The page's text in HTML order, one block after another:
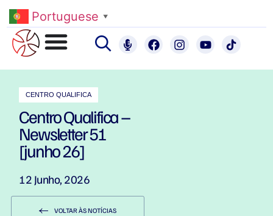
Portuguese ▼
CENTRO QUALIFICA
Centro Qualifica –
Newsletter 51
[junho 26]
12 Junho, 2026
VOLTAR ÀS NOTÍCIAS